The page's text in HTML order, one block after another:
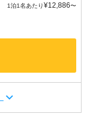
1泊1名あたり¥12,886〜